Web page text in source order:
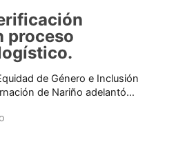
proceso
de Género e Inclusión
de Nariño adelantó…